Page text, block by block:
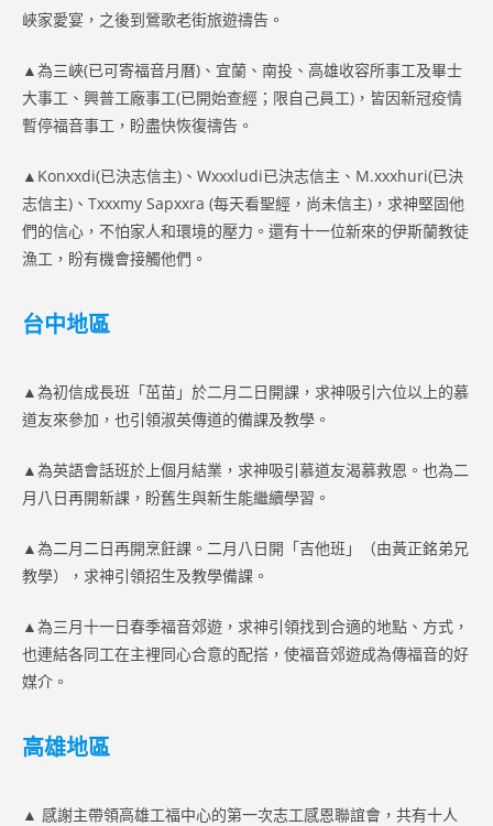
峽家愛宴，之後到鶯歌老街旅遊禱告。
▲為三峽(已可寄福音月曆)、宜蘭、南投、高雄收容所事工及畢士
大事工、興普工廠事工(已開始查經；限自己員工)，皆因新冠疫情
暫停福音事工，盼盡快恢復禱告。
▲Konxxdi(已決志信主)、Wxxxludi已決志信主、M.xxxhuri(已決
志信主)、Txxxmy Sapxxra (每天看聖經，尚未信主)，求神堅固他
們的信心，不怕家人和環境的壓力。還有十一位新來的伊斯蘭教徒
漁工，盼有機會接觸他們。
台中地區
▲為初信成長班「茁苗」於二月二日開課，求神吸引六位以上的慕
道友來參加，也引領淑英傳道的備課及教學。
▲為英語會話班於上個月結業，求神吸引慕道友渴慕救恩。也為二
月八日再開新課，盼舊生與新生能繼續學習。
▲為二月二日再開烹飪課。二月八日開「吉他班」（由黃正銘弟兄
教學），求神引領招生及教學備課。
▲為三月十一日春季福音郊遊，求神引領找到合適的地點、方式，
也連結各同工在主裡同心合意的配搭，使福音郊遊成為傳福音的好
媒介。
高雄地區
▲ 感謝主帶領高雄工福中心的第一次志工感恩聯誼會，共有十人